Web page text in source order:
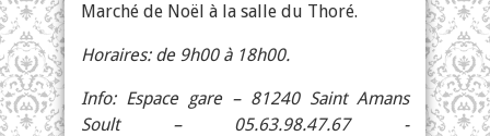
Marché de Noël à la salle du Thoré.
Horaires: de 9h00 à 18h00.
Info: Espace gare – 81240 Saint Amans
Soult – 05.63.98.47.67 -